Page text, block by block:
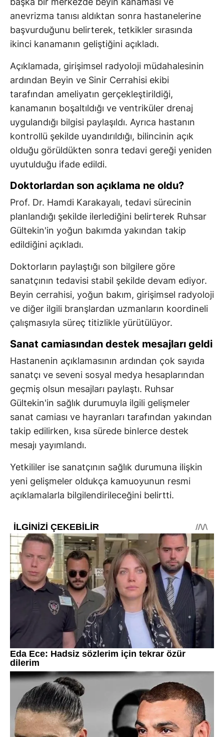
anevrizma tanısı aldıktan sonra hastanelerine
başvurduğunu belirterek, tetkikler sırasında
ikinci kanamanın geliştiğini açıkladı.
Açıklamada, girişimsel radyoloji müdahalesinin
ardından Beyin ve Sinir Cerrahisi ekibi
tarafından ameliyatın gerçekleştirildiği,
kanamanın boşaltıldığı ve ventriküler drenaj
uygulandığı bilgisi paylaşıldı. Ayrıca hastanın
kontrollü şekilde uyandırıldığı, bilincinin açık
olduğu görüldükten sonra tedavi gereği yeniden
uyutulduğu ifade edildi.
Doktorlardan son açıklama ne oldu?
Prof. Dr. Hamdi Karakayalı, tedavi sürecinin
planlandığı şekilde ilerlediğini belirterek Ruhsar
Gültekin'in yoğun bakımda yakından takip
edildiğini açıkladı.
Doktorların paylaştığı son bilgilere göre
sanatçının tedavisi stabil şekilde devam ediyor.
Beyin cerrahisi, yoğun bakım, girişimsel radyoloji
ve diğer ilgili branşlardan uzmanların koordineli
çalışmasıyla süreç titizlikle yürütülüyor.
Sanat camiasından destek mesajları geldi
Hastanenin açıklamasının ardından çok sayıda
sanatçı ve seveni sosyal medya hesaplarından
geçmiş olsun mesajları paylaştı. Ruhsar
Gültekin'in sağlık durumuyla ilgili gelişmeler
sanat camiası ve hayranları tarafından yakından
takip edilirken, kısa sürede binlerce destek
mesajı yayımlandı.
Yetkililer ise sanatçının sağlık durumuna ilişkin
yeni gelişmeler oldukça kamuoyunun resmi
açıklamalarla bilgilendirileceğini belirtti.